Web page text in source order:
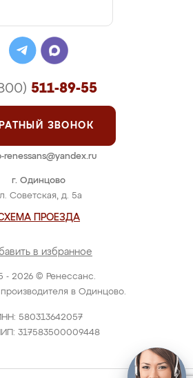
- 2026 © Ренессанс.
в Одинцово.
580313642057
317583500009448
г. Одинцово
Советская, д. 5а
ПРОЕЗДА
в избранное
511-89-55
ЗВОНОК
renessans@yandex.ru